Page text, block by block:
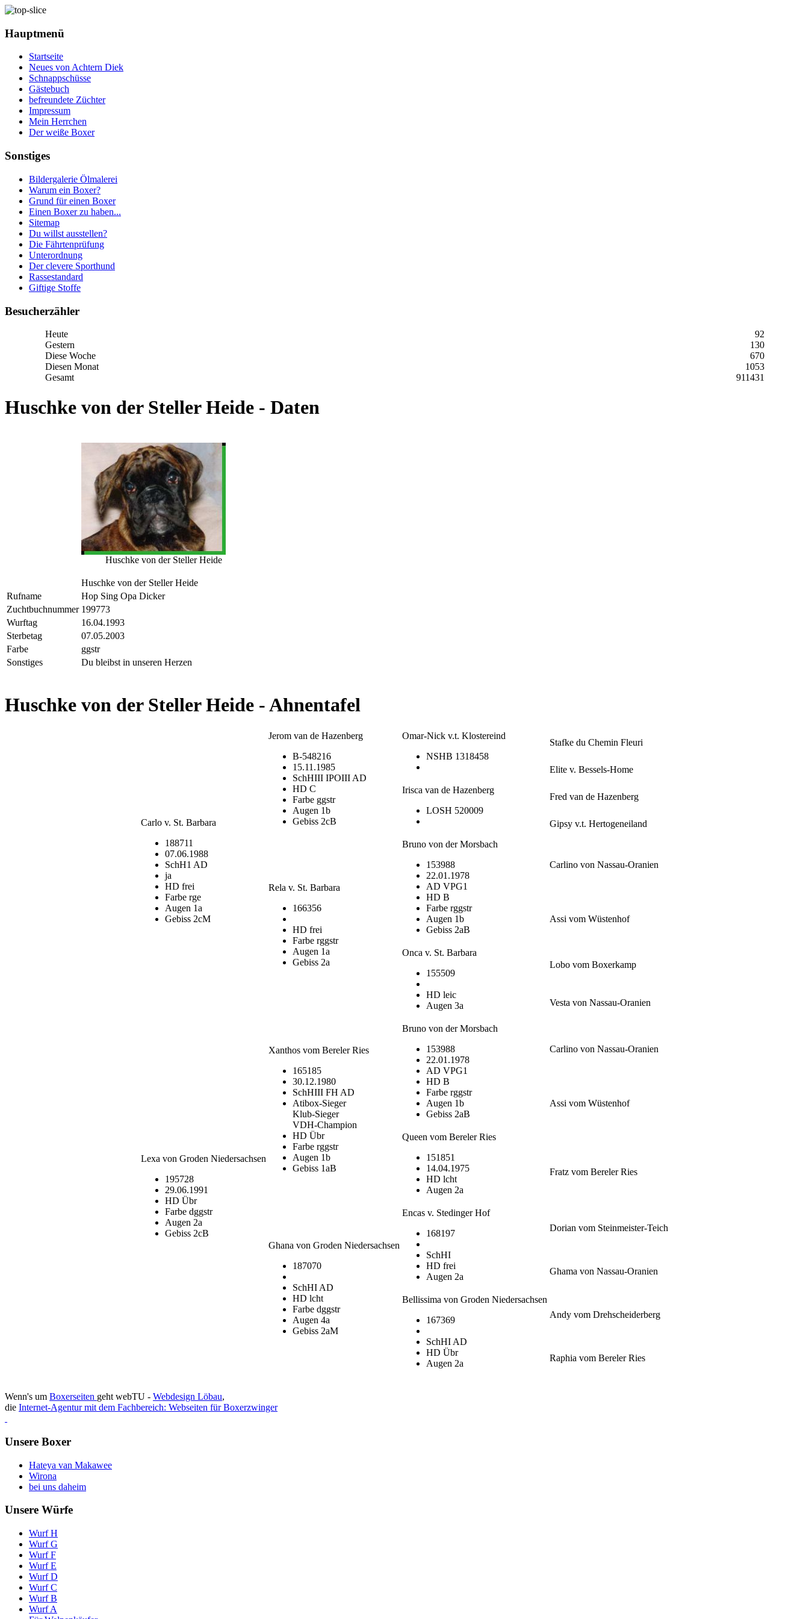
Hauptmenü
Startseite
Neues von Achtern Diek
Schnappschüsse
Gästebuch
befreundete Züchter
Impressum
Mein Herrchen
Der weiße Boxer
Sonstiges
Bildergalerie Ölmalerei
Warum ein Boxer?
Grund für einen Boxer
Einen Boxer zu haben...
Sitemap
Du willst ausstellen?
Die Fährtenprüfung
Unterordnung
Der clevere Sporthund
Rassestandard
Giftige Stoffe
Besucherzähler
Heute
92
Gestern
130
Diese Woche
670
Diesen Monat
1053
Gesamt
911431
Huschke von der Steller Heide - Daten
Huschke von der Steller Heide
Huschke von der Steller Heide
Rufname
Hop Sing Opa Dicker
Zuchtbuchnummer 199773
Wurftag
16.04.1993
Sterbetag
07.05.2003
Farbe
ggstr
Sonstiges
Du bleibst in unseren Herzen
Huschke von der Steller Heide - Ahnentafel
Carlo v. St. Barbara
188711
07.06.1988
SchH1 AD
ja
HD frei
Farbe rge
Augen 1a
Gebiss 2cM
Jerom van de Hazenberg
B-548216
15.11.1985
SchHIII IPOIII AD
HD C
Farbe ggstr
Augen 1b
Gebiss 2cB
Omar-Nick v.t. Klostereind
NSHB 1318458
Stafke du Chemin Fleuri
Elite v. Bessels-Home
Irisca van de Hazenberg
LOSH 520009
Fred van de Hazenberg
Gipsy v.t. Hertogeneiland
Rela v. St. Barbara
166356
HD frei
Farbe rggstr
Augen 1a
Gebiss 2a
Bruno von der Morsbach
153988
22.01.1978
AD VPG1
HD B
Farbe rggstr
Augen 1b
Gebiss 2aB
Carlino von Nassau-Oranien
Assi vom Wüstenhof
Onca v. St. Barbara
155509
HD leic
Augen 3a
Lobo vom Boxerkamp
Vesta von Nassau-Oranien
Lexa von Groden Niedersachsen
195728
29.06.1991
HD Übr
Farbe dggstr
Augen 2a
Gebiss 2cB
Xanthos vom Bereler Ries
165185
30.12.1980
SchHIII FH AD
Atibox-Sieger
Klub-Sieger
VDH-Champion
HD Übr
Farbe rggstr
Augen 1b
Gebiss 1aB
Bruno von der Morsbach
153988
22.01.1978
AD VPG1
HD B
Farbe rggstr
Augen 1b
Gebiss 2aB
Carlino von Nassau-Oranien
Assi vom Wüstenhof
Queen vom Bereler Ries
151851
14.04.1975
HD lcht
Augen 2a
Fratz vom Bereler Ries
Ghana von Groden Niedersachsen
187070
SchHI AD
HD lcht
Farbe dggstr
Augen 4a
Gebiss 2aM
Encas v. Stedinger Hof
168197
SchHI
HD frei
Augen 2a
Dorian vom Steinmeister-Teich
Ghama von Nassau-Oranien
Bellissima von Groden Niedersachsen
167369
SchHI AD
HD Übr
Augen 2a
Andy vom Drehscheiderberg
Raphia vom Bereler Ries
Wenn's um Boxerseiten geht webTU - Webdesign Löbau,
die Internet-Agentur mit dem Fachbereich: Webseiten für Boxerzwinger
Unsere Boxer
Hateya van Makawee
Wirona
bei uns daheim
Unsere Würfe
Wurf H
Wurf G
Wurf F
Wurf E
Wurf D
Wurf C
Wurf B
Wurf A